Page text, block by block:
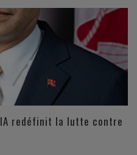
redéfinit la lutte contre